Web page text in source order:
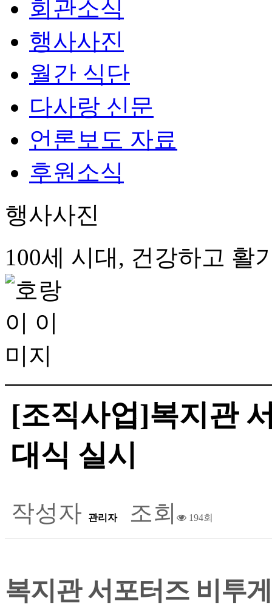
회관소식
행사사진
월간 식단
다사랑 신문
언론보도 자료
후원소식
행사사진
100세 시대, 건강하고 활
[조직사업]복지관
대식 실시
작성자 관리자 조회 194회
복지관 서포터즈 비투